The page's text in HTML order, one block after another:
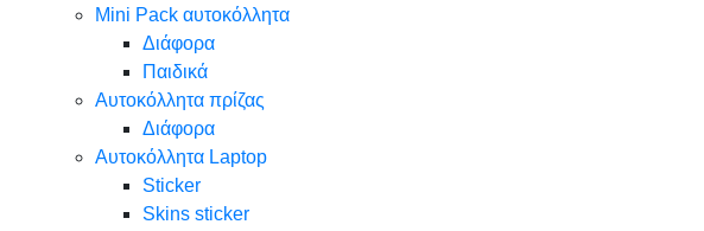
Mini Pack αυτοκόλλητα
Διάφορα
Παιδικά
Αυτοκόλλητα πρίζας
Διάφορα
Αυτοκόλλητα Laptop
Sticker
Skins sticker